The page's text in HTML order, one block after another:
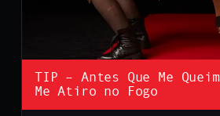
TIP – Antes Que Me
Me Atiro no Fogo